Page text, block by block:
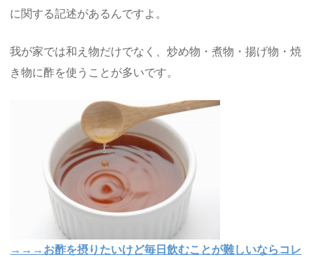
に関する記述があるんですよ。
我が家では和え物だけでなく、炒め物・煮物・揚げ物・焼
き物に酢を使うことが多いです。
→→→お酢を摂りたいけど毎日飲むことが難しいならコレ